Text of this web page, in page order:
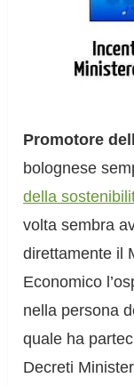
Promotore
bolognese
della
volta sembra
direttamente il
Economico
nella persona
quale ha
Decreti